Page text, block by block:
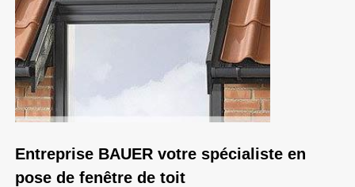
Entreprise BAUER votre spécialiste en
pose de fenêtre de toit